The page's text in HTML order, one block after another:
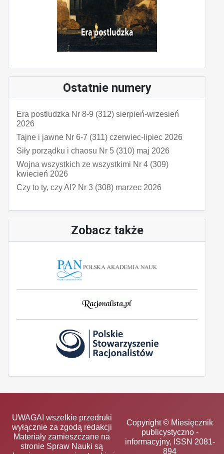
Ostatnie numery
Era postludzka Nr 8-9 (312) sierpień-wrzesień
2026
Tajne i jawne Nr 6-7 (311) czerwiec-lipiec 2026
Siły porządku i chaosu Nr 5 (310) maj 2026
Wojna wszystkich ze wszystkimi Nr 4 (309)
kwiecień 2026
Czy to ty, czy AI? Nr 3 (308) marzec 2026
Zobacz także
UWAGA! wszelkie przedruki
wyłącznie za zgodą redakcji
Materiały zamieszczane na
stronie Spraw Nauki są
Copyright © Miesięcznik
publicystyczno -
informacyjny, ISSN 2081-
894